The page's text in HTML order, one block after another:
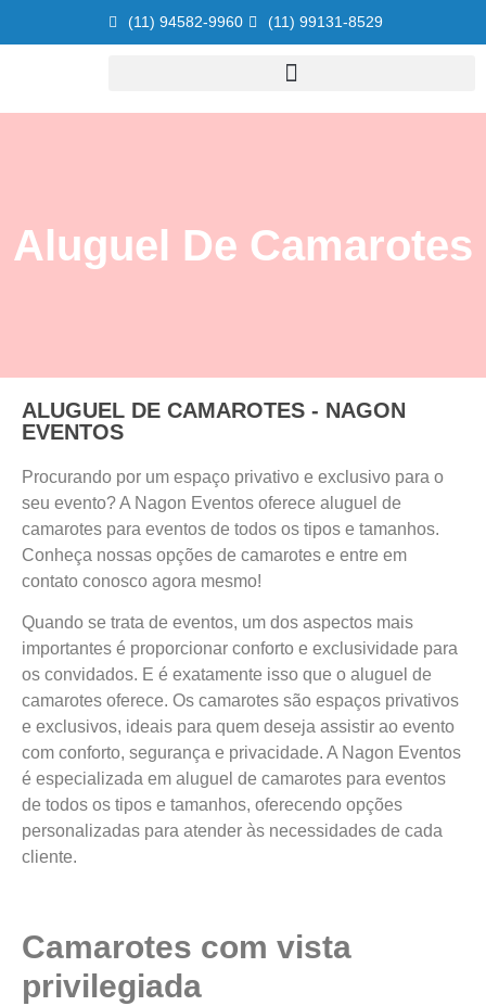
(11) 94582-9960 (11) 99131-8529
Aluguel De Camarotes
ALUGUEL DE CAMAROTES - NAGON
EVENTOS
Procurando por um espaço privativo e exclusivo para o
seu evento? A Nagon Eventos oferece aluguel de
camarotes para eventos de todos os tipos e tamanhos.
Conheça nossas opções de camarotes e entre em
contato conosco agora mesmo!
Quando se trata de eventos, um dos aspectos mais
importantes é proporcionar conforto e exclusividade para
os convidados. E é exatamente isso que o aluguel de
camarotes oferece. Os camarotes são espaços privativos
e exclusivos, ideais para quem deseja assistir ao evento
com conforto, segurança e privacidade. A Nagon Eventos
é especializada em aluguel de camarotes para eventos
de todos os tipos e tamanhos, oferecendo opções
personalizadas para atender às necessidades de cada
cliente.
Camarotes com vista
privilegiada